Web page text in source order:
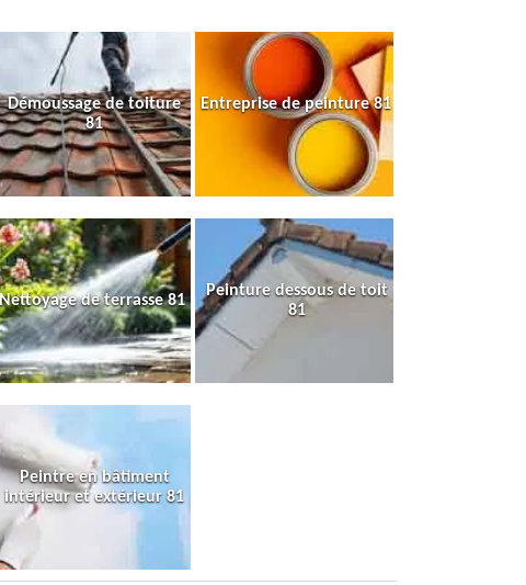
Démoussage de toiture
81
Entreprise de peinture 81
de terrasse 81
Peinture dessous de toit
81
Peintre en bâtiment
intérieur et extérieur 81